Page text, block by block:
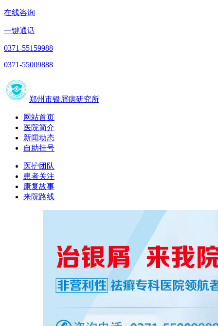
在线咨询
一键通话
0371-55159988
0371-55009888
郑州市银屑病研究所
网站首页
医院简介
新闻动态
自助挂号
医护团队
患者关注
康复故事
来院路线